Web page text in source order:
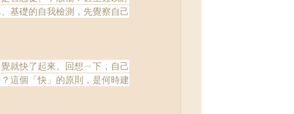
基礎的自我檢測，先覺察自己
就快了起來。回想ㄧ下，自己
這個「快」的原則，是何時建